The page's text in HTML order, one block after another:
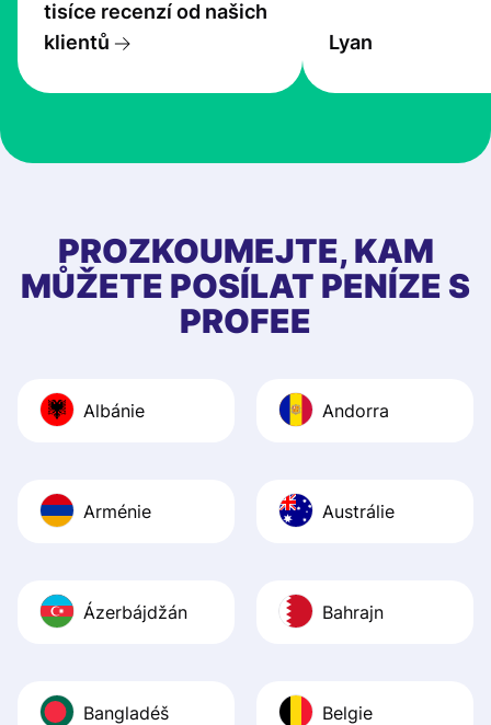
tisíce recenzí od našich
klientů
the exchange
at Profee is very
first started
app, and they
quick to provide
Recommend it!
Lyan
PROZKOUMEJTE, KAM
MŮŽETE POSÍLAT PENÍZE S
PROFEE
Albánie Andorra
Arménie Austrálie
Ázerbájdžán Bahrajn
Bangladéš Belgie